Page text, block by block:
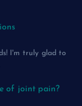
I'm truly glad to
of joint pain?